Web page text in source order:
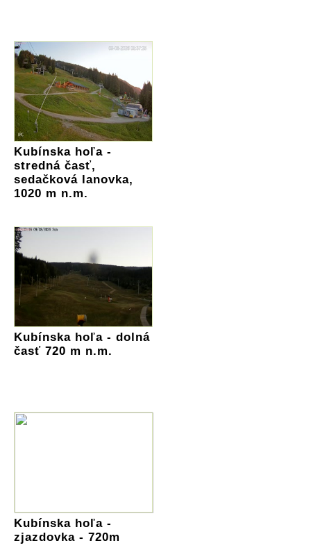
Kubínska hoľa -
stredná časť,
sedačková lanovka,
1020 m n.m.
Kubínska hoľa - dolná
časť 720 m n.m.
Kubínska hoľa -
zjazdovka - 720m